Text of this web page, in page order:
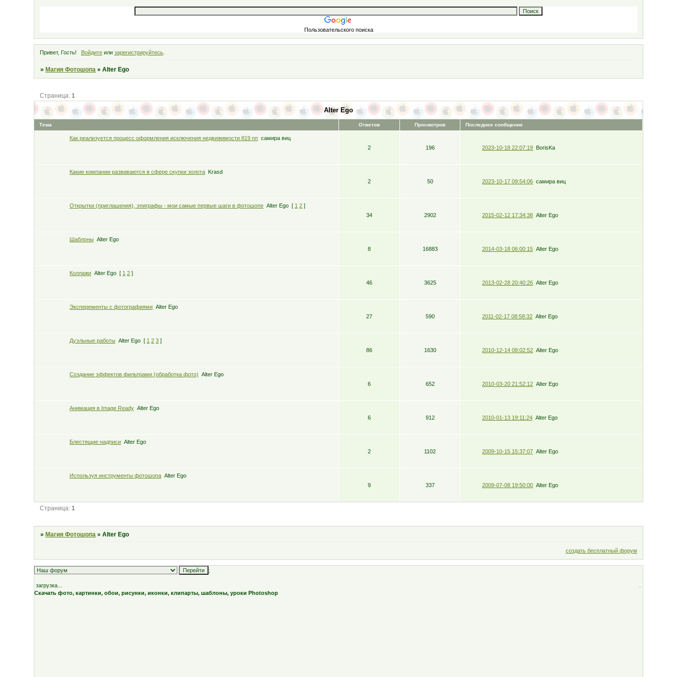
Пользовательского поиска
Привет, Гость! Войдитеили зарегистрируйтесь.
» Магия Фотошопа »Alter Ego
Alter Ego
Страница: 1
Тема Ответов Просмотров Последнее сообщение
Как реализуется процесс оформления исключения недвижимости 819 пп самира виц
2
196 2023-10-18 22:07:19 BorisKa
Какие компании развиваются в сфере скупки золота Krasd
2
50 2023-10-17 09:54:06 самира виц
Открытки (приглашения), эпиграфы - мои самые первые шаги в фотошопе Alter Ego [ 1 2 ]
34
2902 2015-02-12 17:34:38 Alter Ego
Шаблоны Alter Ego
8
16883 2014-03-18 06:00:15 Alter Ego
Коллажи Alter Ego [ 1 2 ]
46
3625 2013-02-28 20:40:26 Alter Ego
Эксперементы с фотографиями Alter Ego
27
590 2011-02-17 08:58:32 Alter Ego
Дуэльные работы Alter Ego [ 1 2 3 ]
86
1630 2010-12-14 08:02:52 Alter Ego
Создание эффектов фильтрами (обработка фото)
Alter Ego
6
652 2010-03-20 21:52:12 Alter Ego
Анимация в Image Ready Alter Ego
6
912 2010-01-13 19:11:24 Alter Ego
Блестящие надписи Alter Ego
2
1102 2009-10-15 15:37:07 Alter Ego
Используя инструменты фотошопа Alter Ego
9
337 2009-07-08 19:50:00 Alter Ego
Страница: 1
» Магия Фотошопа »Alter Ego
создать бесплатный форум
;
загрузка...
Скачать фото, картинки, обои, рисунки, иконки, клипарты, шаблоны, уроки Photoshop